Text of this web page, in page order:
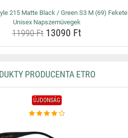
215 Matte Black / Green S3 M (69) Fekete
Unisex Napszemüvegek
11990 Ft13090 Ft
PRODUCENTA ETRO
ÚJDONSÁG